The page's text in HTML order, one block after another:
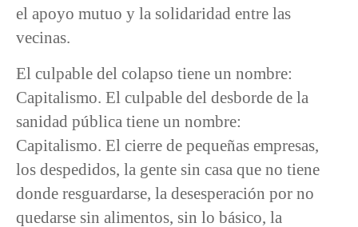
el apoyo mutuo y la solidaridad entre las
vecinas.
El culpable del colapso tiene un nombre:
Capitalismo. El culpable del desborde de la
sanidad pública tiene un nombre:
Capitalismo. El cierre de pequeñas empresas,
los despedidos, la gente sin casa que no tiene
donde resguardarse, la desesperación por no
quedarse sin alimentos, sin lo básico, la